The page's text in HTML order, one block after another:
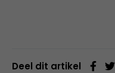
Deel dit artikel